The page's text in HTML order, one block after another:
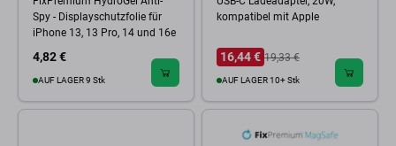
Spy - Displayschutzfolie für
iPhone 13, 13 Pro, 14 und 16e
4,82 €
AUF LAGER 9 Stk
kompatibel mit Apple
16,44 € 19,33 €
AUF LAGER 10+ Stk